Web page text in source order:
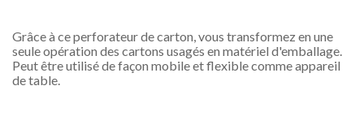
Grâce à ce perforateur de carton, vous transformez en une
seule opération des cartons usagés en matériel d'emballage.
Peut être utilisé de façon mobile et flexible comme appareil
de table.